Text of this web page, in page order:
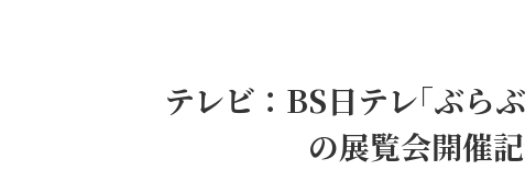
テレビ：BS日テレ｢ぶら
の展覧会開催